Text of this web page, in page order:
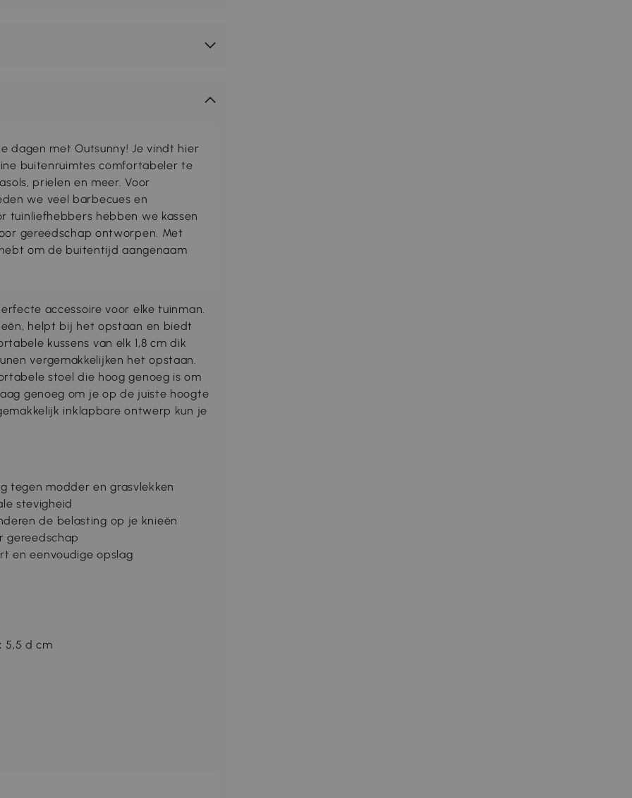
dagen met Outsunny! Je vindt hier
buitenruimtes comfortabeler te
prielen en meer. Voor
we veel barbecues en
tuinliefhebbers hebben we kassen
gereedschap ontworpen. Met
om de buitentijd aangenaam
accessoire voor elke tuinman.
helpt bij het opstaan en biedt
kussens van elk 1,8 cm dik
vergemakkelijken het opstaan.
stoel die hoog genoeg is om
genoeg om je op de juiste hoogte
inklapbare ontwerp kun je
tegen modder en grasvlekken
stevigheid
de belasting op je knieën
gereedschap
en eenvoudige opslag
5,5 d cm